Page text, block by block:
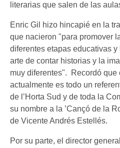
literarias que salen de las
Enric Gil hizo hincapié en la
que nacieron "para promover
diferentes etapas educativas
arte de contar historias y la
muy diferentes". Recordó que
actualmente es todo un
de l’Horta Sud y de toda la
su nombre a la ’Cançó de la
de Vicente Andrés Estellés.
Por su parte, el director